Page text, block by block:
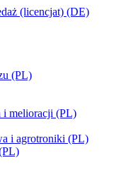
(licencjat) (DE)
(PL)
i melioracji (PL)
i agrotroniki (PL)